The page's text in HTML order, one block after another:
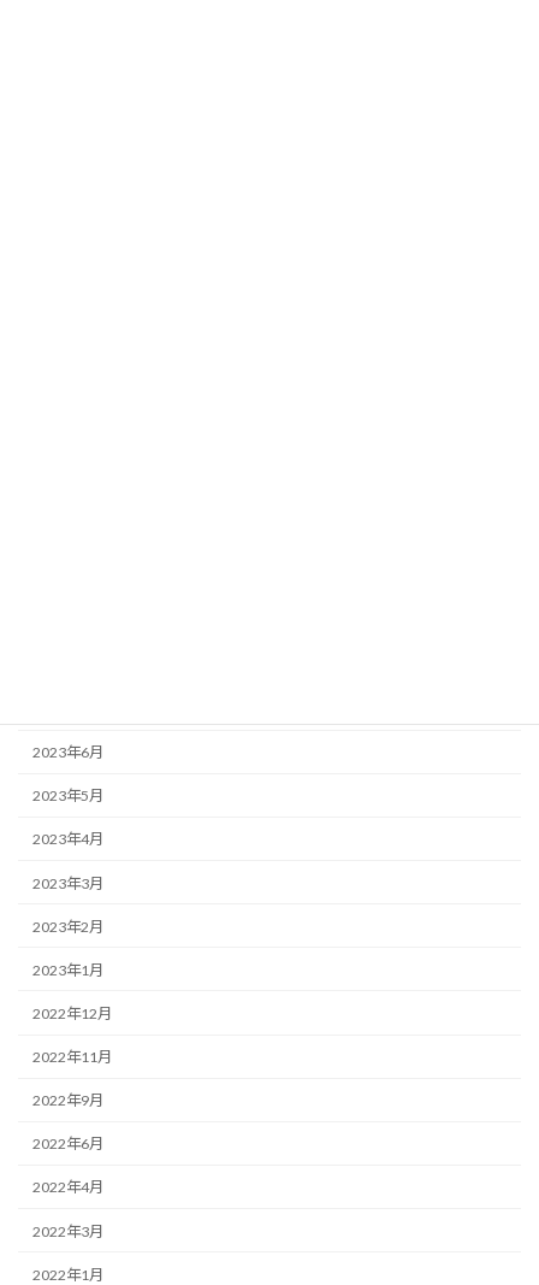
2023年6月
2023年5月
2023年4月
2023年3月
2023年2月
2023年1月
2022年12月
2022年11月
2022年9月
2022年6月
2022年4月
2022年3月
2022年1月